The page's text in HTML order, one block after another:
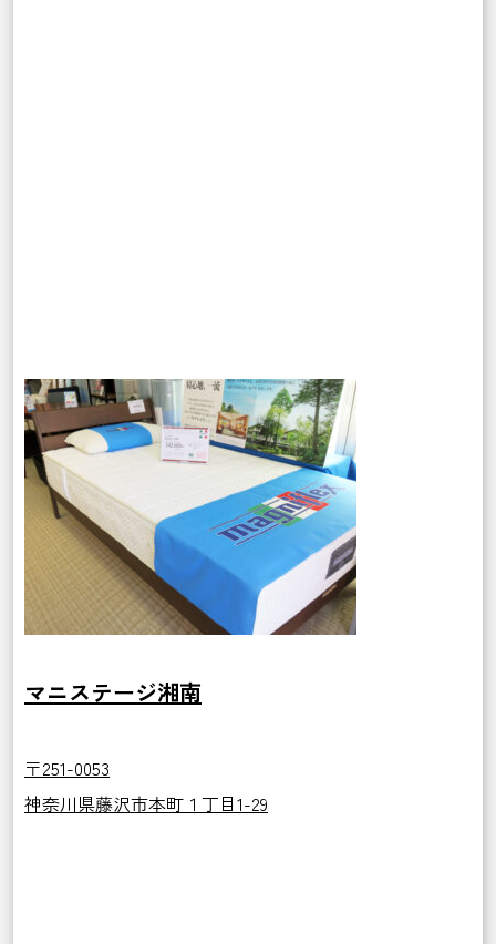
マニステージ湘南
〒251-0053
神奈川県藤沢市本町１丁目1-29